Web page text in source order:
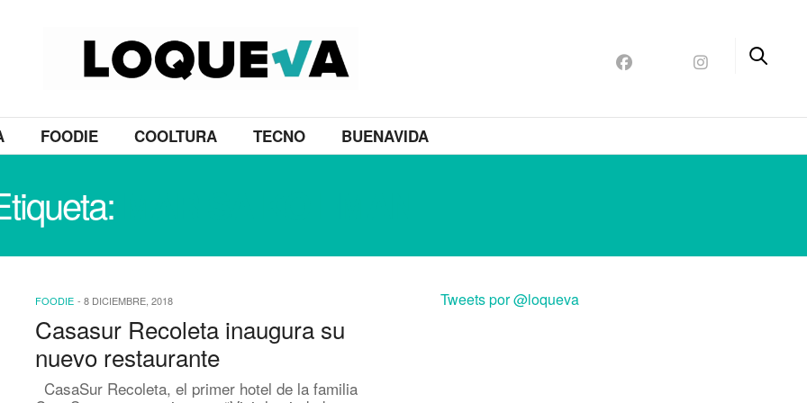
FOODIE COOLTURA TECNO BUENAVIDA
FOODIE - 8 DICIEMBRE, 2018
Casasur Recoleta inaugura su
nuevo restaurante
CasaSur Recoleta, el primer hotel de la familia
Tweets por @loqueva